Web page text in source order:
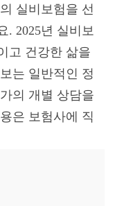
실비보험을 선
. 2025년 실비보
고 건강한 삶을
는 일반적인 정
의 개별 상담을
은 보험사에 직